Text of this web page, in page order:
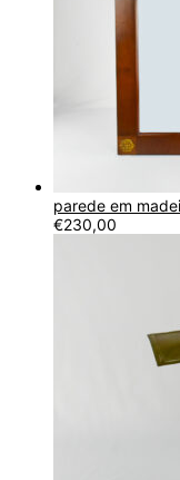
parede em
€230,00